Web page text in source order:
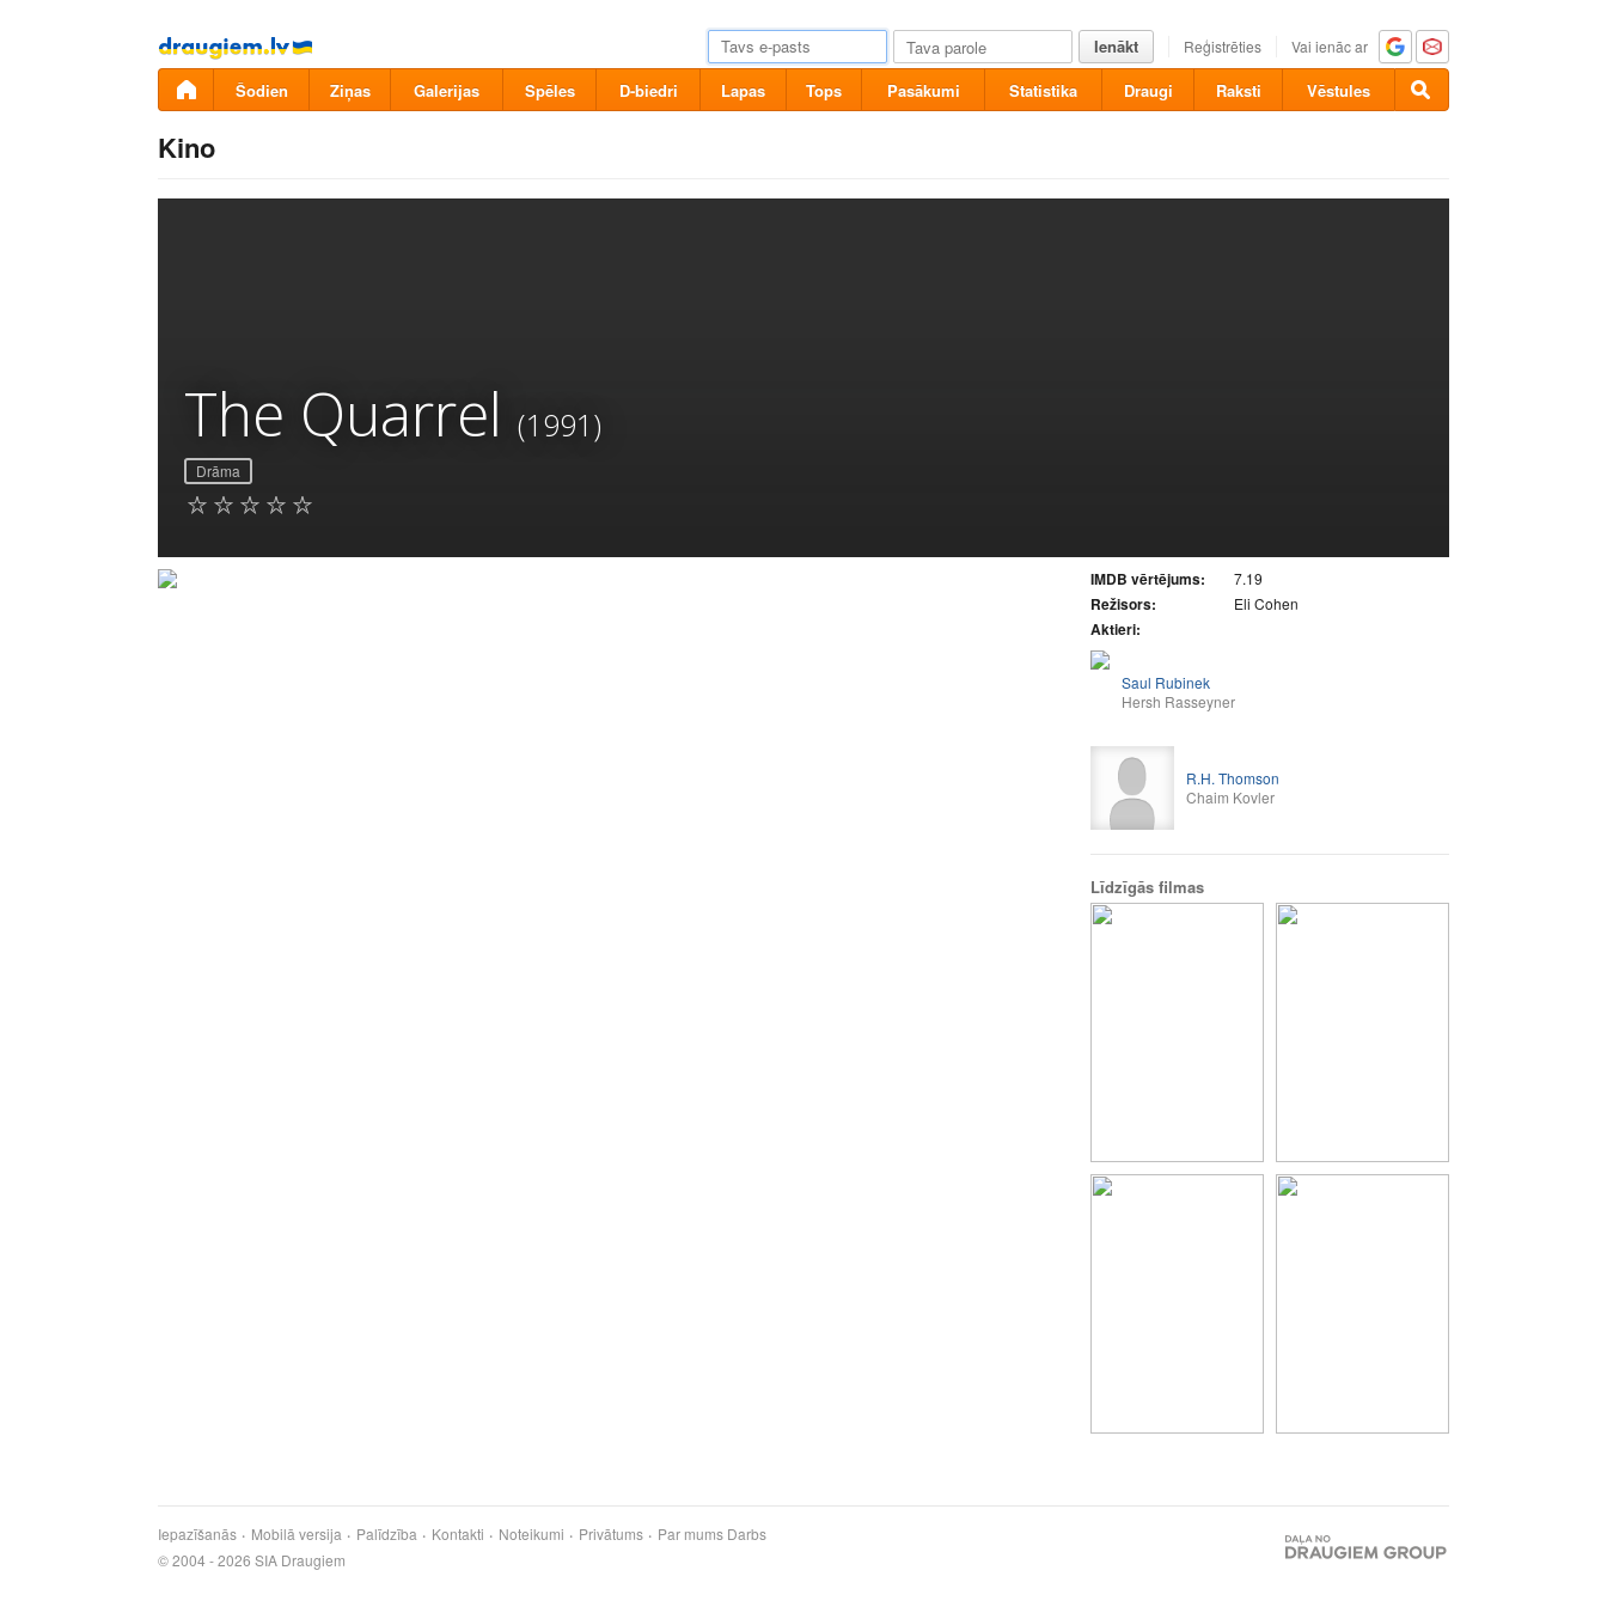
Pāriet
uz
saturu
Ienākt Reģistrēties Vai ienāc ar
Šodien Ziņas Galerijas Spēles D-biedri Lapas Tops Pasākumi Statistika Draugi Raksti Vēstules
Kino
The Quarrel (1991)
Drāma
IMDB vērtējums: 7.19
Režisors: Eli Cohen
Aktieri:
Saul Rubinek
Hersh Rasseyner
R.H. Thomson
Chaim Kovler
Līdzīgās filmas
Iepazīšanās Mobilā versija Palīdzība Kontakti Noteikumi Privātums Par mums Darbs
© 2004 - 2026 SIA Draugiem